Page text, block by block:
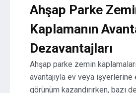
Ahşap Parke
Kaplamanın
Dezavantajları
Ahşap parke zemin
avantajıyla ev veya
görünüm kazandırırken, bazı